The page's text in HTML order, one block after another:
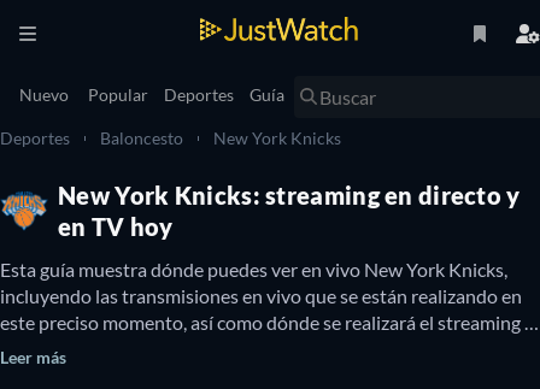
Nuevo Popular Deportes Guía
Deportes Baloncesto New York Knicks
New York Knicks: streaming en directo y
en TV hoy
Esta guía muestra dónde puedes ver en vivo New York Knicks,
incluyendo las transmisiones en vivo que se están realizando en
este preciso momento, así como dónde se realizará el streaming
de los próximos eventos y cuándo New York Knicks estará
Leer más